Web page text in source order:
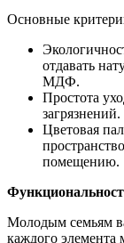
Основные
отдавать
МДФ.
Простота
загрязнений.
Цветовая
помещению.
Молодым семьям
каждого